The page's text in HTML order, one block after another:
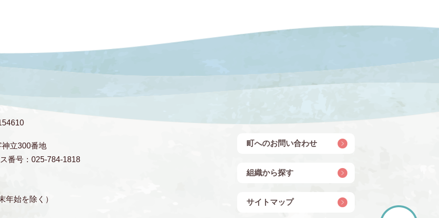
立300番地
番号：025-784-1818
年始を除く）
町へのお問い合わせ
組織から探す
サイトマップ